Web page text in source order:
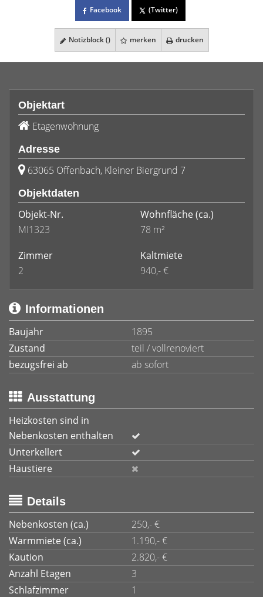
Facebook (Twitter)
Notizblock () merken drucken
Objektart
Etagenwohnung
Adresse
63065 Offenbach, Kleiner Biergrund 7
Objektdaten
Objekt-Nr.
MI1323
Wohnfläche(ca.)
78 m²
Zimmer
2
Kaltmiete
940,- €
Informationen
Baujahr
1895
Zustand
teil / vollrenoviert
bezugsfrei ab
ab sofort
Ausstattung
Heizkosten sind in
Nebenkosten enthalten
Unterkellert
Haustiere
Details
Nebenkosten (ca.)
250,- €
Warmmiete (ca.)
1.190,- €
Kaution
2.820,- €
Anzahl Etagen
3
Schlafzimmer
1